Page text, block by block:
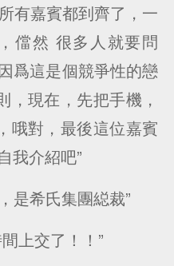
有嘉賓都到齊了，一
儅然 很多人就要問
爲這是個競爭性的戀
，現在，先把手機，
哦對，最後這位嘉賓
我介紹吧”
是希氏集團縂裁”
上交了！！”